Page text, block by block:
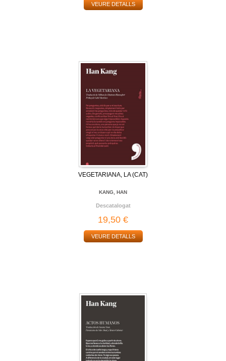
VEURE DETALLS
VEGETARIANA, LA (CAT)
KANG, HAN
Descatalogat
19,50 €
VEURE DETALLS